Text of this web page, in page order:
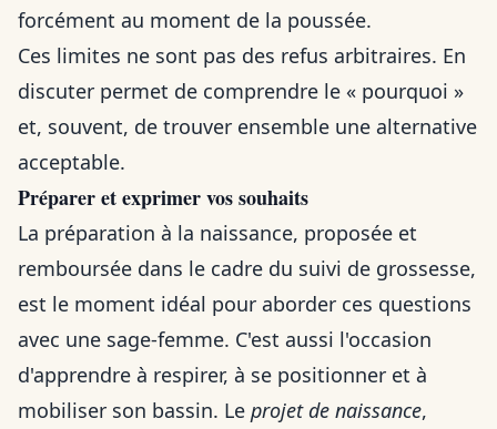
forcément au moment de la poussée.
Ces limites ne sont pas des refus arbitraires. En
discuter permet de comprendre le « pourquoi »
et, souvent, de trouver ensemble une alternative
acceptable.
Préparer et exprimer vos souhaits
La préparation à la naissance, proposée et
remboursée dans le cadre du suivi de grossesse,
est le moment idéal pour aborder ces questions
avec une sage-femme. C'est aussi l'occasion
d'apprendre à respirer, à se positionner et à
mobiliser son bassin. Le projet de naissance,